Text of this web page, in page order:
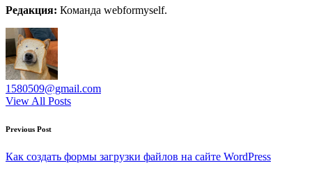
Редакция: Команда webformyself.
1580509@gmail.com
View All Posts
Post
navigation
Previous Post
Как создать формы загрузки файлов на сайте WordPress